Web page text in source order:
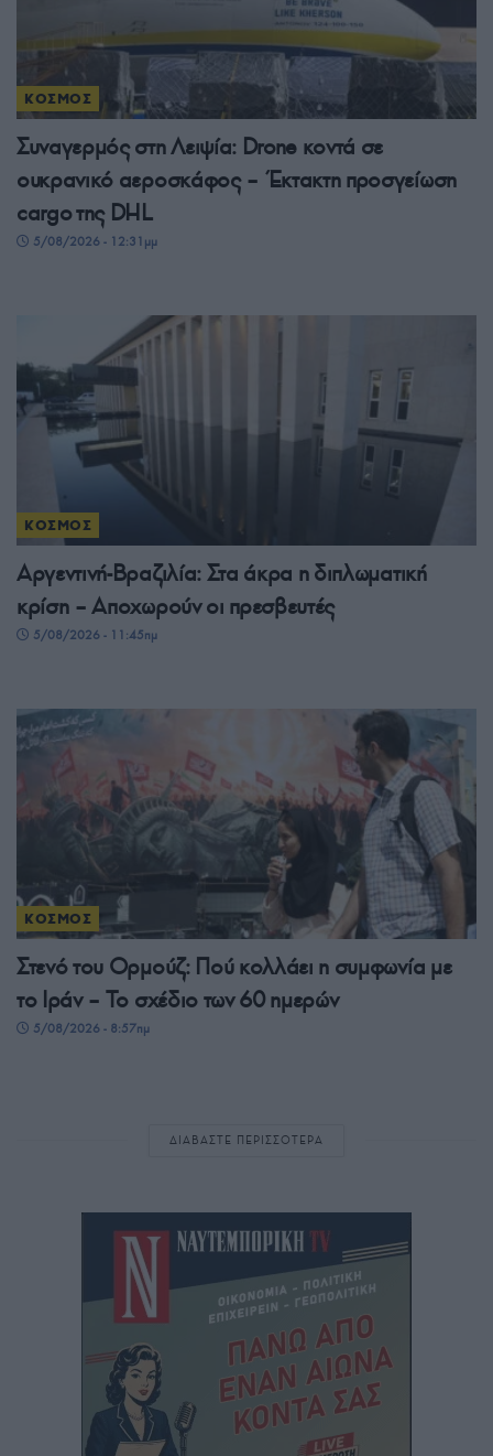
ΚΟΣΜΟΣ
Συναγερμός στη Λειψία: Drone κοντά σε
ουκρανικό αεροσκάφος – Έκτακτη προσγείωση
cargo της DHL
5/08/2026 - 12:31μμ
ΚΟΣΜΟΣ
Αργεντινή-Βραζιλία: Στα άκρα η διπλωματική
κρίση – Αποχωρούν οι πρεσβευτές
5/08/2026 - 11:45πμ
ΚΟΣΜΟΣ
Στενό του Ορμούζ: Πού κολλάει η συμφωνία με
το Ιράν – Το σχέδιο των 60 ημερών
5/08/2026 - 8:57πμ
ΔΙΑΒΑΣΤΕ ΠΕΡΙΣΣΟΤΕΡΑ